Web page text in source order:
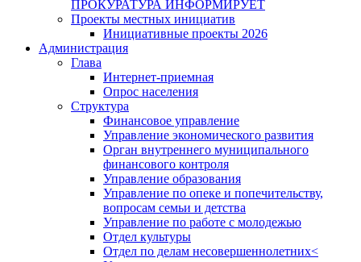
ПРОКУРАТУРА ИНФОРМИРУЕТ
Проекты местных инициатив
Инициативные проекты 2026
Администрация
Глава
Интернет-приемная
Опрос населения
Структура
Финансовое управление
Управление экономического развития
Орган внутреннего муниципального
финансового контроля
Управление образования
Управление по опеке и попечительству,
вопросам семьи и детства
Управление по работе с молодежью
Отдел культуры
Отдел по делам несовершеннолетних<